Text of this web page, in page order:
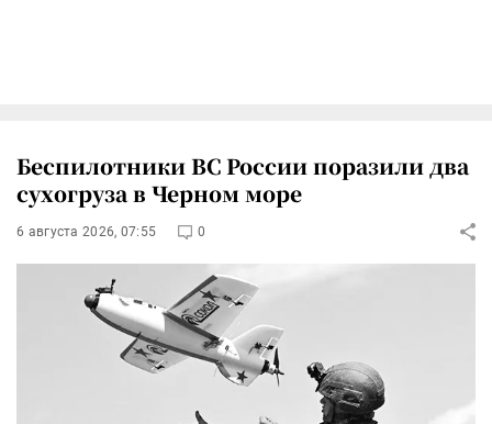
Беспилотники ВС России поразили два
сухогруза в Черном море
6 августа 2026, 07:55 0